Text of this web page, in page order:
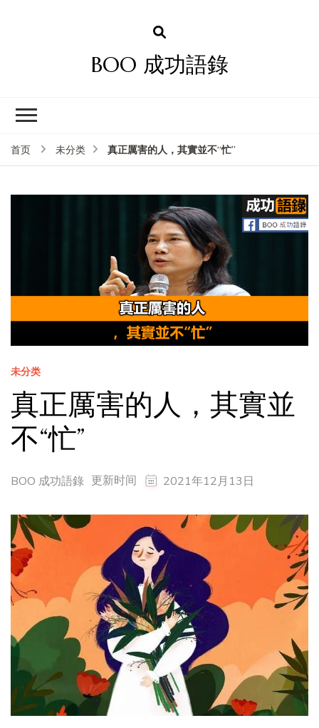
BOO 成功語錄
首页 未分类 真正厲害的人，其實並不“忙”
未分类
真正厲害的人，其實並
不“忙”
BOO 成功語錄 更新时间 2021年12月13日